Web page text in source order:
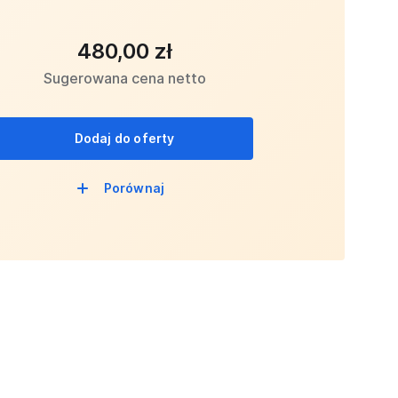
480,00 zł
Sugerowana cena netto
Dodaj do oferty
Porównaj